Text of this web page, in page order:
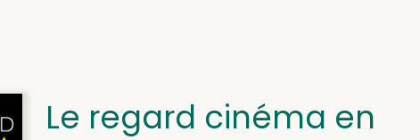
Le regard cinéma en